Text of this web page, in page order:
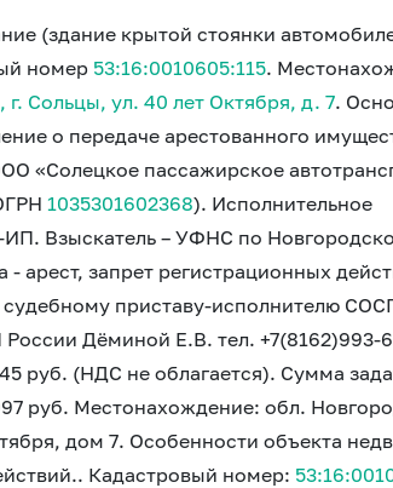
(здание крытой стоянки
номер 53:16:0010605:115.
Сольцы, ул. 40 лет Октября, д. 7.
о передаче арестованного
«Солецкое пассажирское
1035301602368). Исполнительное
Взыскатель – УФНС по
арест, запрет регистрационных
приставу-исполнителю
Дёминой Е.В. тел. +7(8162)993-
руб. (НДС не облагается). Сумма
руб. Местонахождение: обл.
дом 7. Особенности объекта
Кадастровый номер: